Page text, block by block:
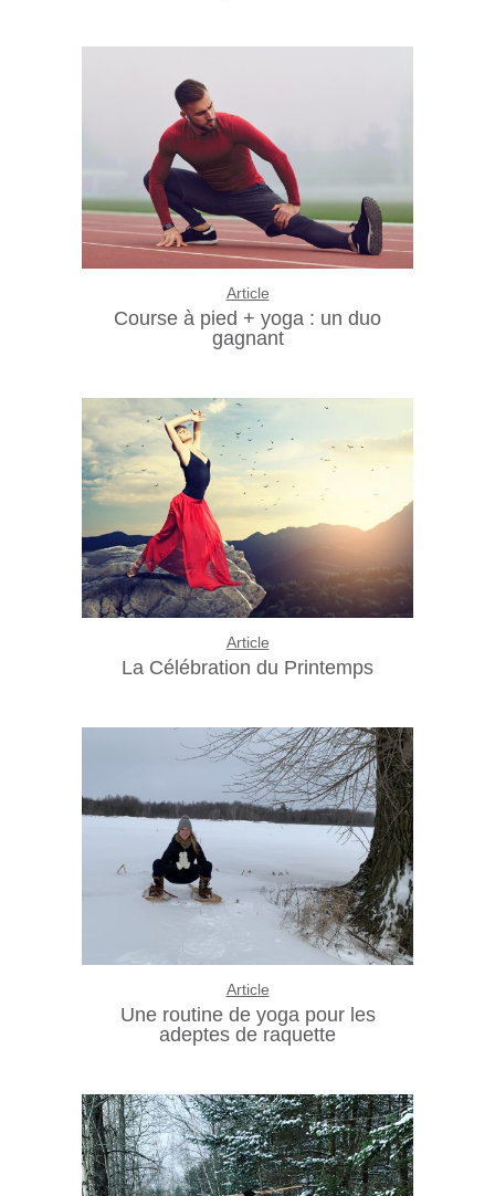
Article
Course à pied + yoga : un duo
gagnant
Article
La Célébration du Printemps
Article
Une routine de yoga pour les
adeptes de raquette